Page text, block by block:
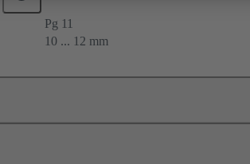
Pg 11
10 ... 12 mm